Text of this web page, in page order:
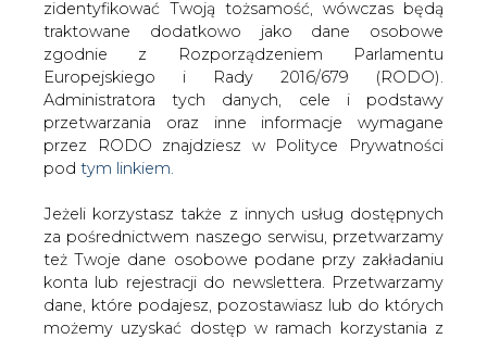
WŁĄCZ CIRE.TV
zidentyfikować Twoją tożsamość, wówczas będą
traktowane dodatkowo jako dane osobowe
zgodnie z Rozporządzeniem Parlamentu
Europejskiego i Rady 2016/679 (RODO).
Administratora tych danych, cele i podstawy
przetwarzania oraz inne informacje wymagane
przez RODO znajdziesz w Polityce Prywatności
pod tym linkiem.
Jeżeli korzystasz także z innych usług dostępnych
za pośrednictwem naszego serwisu, przetwarzamy
też Twoje dane osobowe podane przy zakładaniu
konta lub rejestracji do newslettera. Przetwarzamy
dane, które podajesz, pozostawiasz lub do których
możemy uzyskać dostęp w ramach korzystania z
Strona główna
SERWIS INFORMACYJNY CIRE
/ Lewe podłączenia